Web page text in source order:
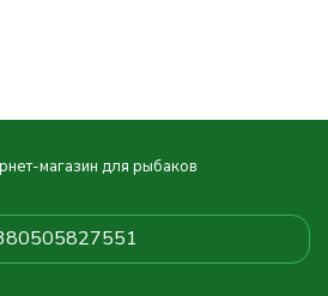
магазин для рыбаков